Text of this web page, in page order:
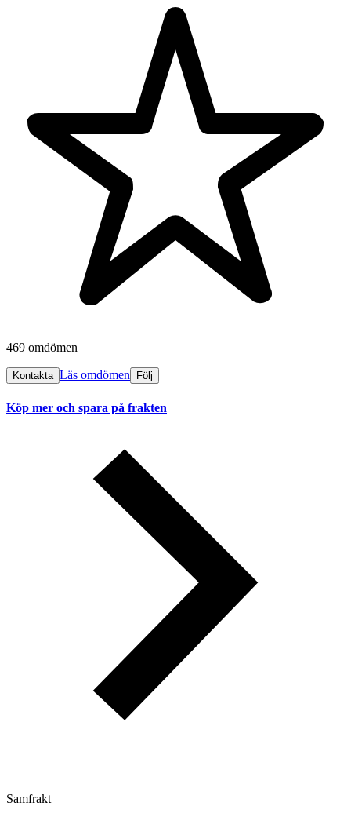
469 omdömen
Kontakta Läs omdömen Följ
Köp mer och spara på frakten
Samfrakt